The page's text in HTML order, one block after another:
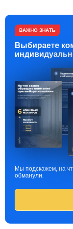
ВАЖНО ЗНАТЬ
Выбираете
Мы подскажем, на
обманули.